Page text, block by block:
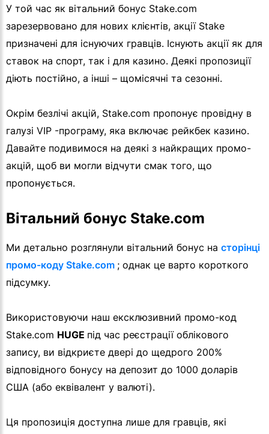
У той час як вітальний бонус Stake.com
зарезервовано для нових клієнтів, акції Stake
призначені для існуючих гравців. Існують акції як для
ставок на спорт, так і для казино. Деякі пропозиції
діють постійно, а інші – щомісячні та сезонні.
Окрім безлічі акцій, Stake.com пропонує провідну в
галузі VIP -програму, яка включає рейкбек казино.
Давайте подивимося на деякі з найкращих промо-
акцій, щоб ви могли відчути смак того, що
пропонується.
Вітальний бонус Stake.com
Ми детально розглянули вітальний бонус на сторінці
промо-коду Stake.com ; однак це варто короткого
підсумку.
Використовуючи наш ексклюзивний промо-код
Stake.com HUGE під час реєстрації облікового
запису, ви відкриєте двері до щедрого 200%
відповідного бонусу на депозит до 1000 доларів
США (або еквівалент у валюті).
Ця пропозиція доступна лише для гравців, які